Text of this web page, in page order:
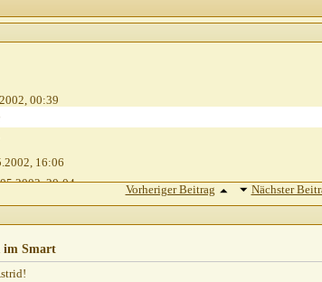
00:39
16:06
20:04
10:11
12:22
26.05.2002,18:45
Vorheriger Beitrag Nächster
im Smart